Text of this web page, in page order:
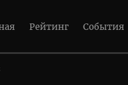
Рейтинг События